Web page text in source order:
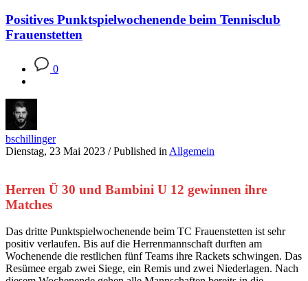
Positives Punktspielwochenende beim Tennisclub
Frauenstetten
0
bschillinger
Dienstag, 23 Mai 2023 / Published in Allgemein
Herren Ü 30 und Bambini U 12 gewinnen ihre
Matches
Das dritte Punktspielwochenende beim TC Frauenstetten ist sehr
positiv verlaufen. Bis auf die Herrenmannschaft durften am
Wochenende die restlichen fünf Teams ihre Rackets schwingen. Das
Resümee ergab zwei Siege, ein Remis und zwei Niederlagen. Nach